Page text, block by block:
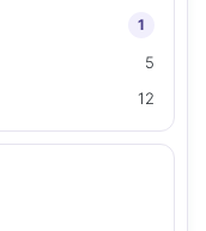
1
5
12